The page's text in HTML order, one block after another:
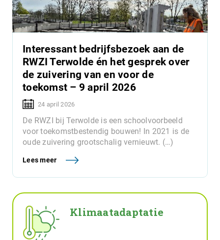
Interessant bedrijfsbezoek aan de
RWZI Terwolde én het gesprek over
de zuivering van en voor de
toekomst – 9 april 2026
24 april 2026
De RWZI bij Terwolde is een schoolvoorbeeld
voor toekomstbestendig bouwen! In 2021 is de
oude zuivering grootschalig vernieuwt. (…)
Lees meer
Klimaatadaptatie